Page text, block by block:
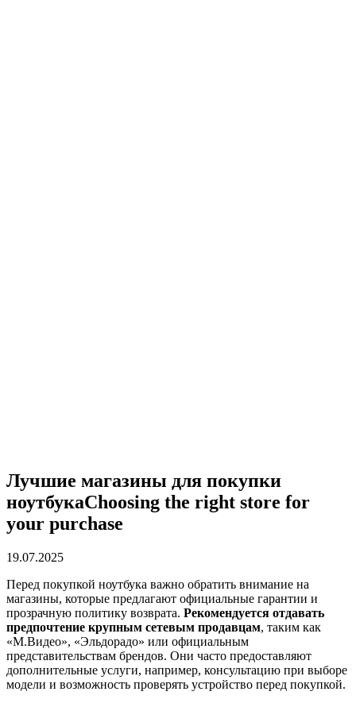
Лучшие магазины для покупки
ноутбукаChoosing the right store for
your purchase
19.07.2025
Перед покупкой ноутбука важно обратить внимание на
магазины, которые предлагают официальные гарантии и
прозрачную политику возврата. Рекомендуется отдавать
предпочтение крупным сетевым продавцам, таким как
«М.Видео», «Эльдорадо» или официальным
представительствам брендов. Они часто предоставляют
дополнительные услуги, например, консультацию при выборе
модели и возможность проверять устройство перед покупкой.